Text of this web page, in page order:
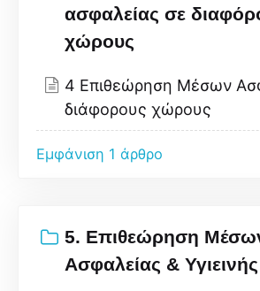
ασφαλείας σε
χώρους
4 Επιθεώρηση Μέσων
διάφορους χώρους
Εμφάνιση 1 άρθρο
5. Επιθεώρηση
Ασφαλείας & Υγιεινής